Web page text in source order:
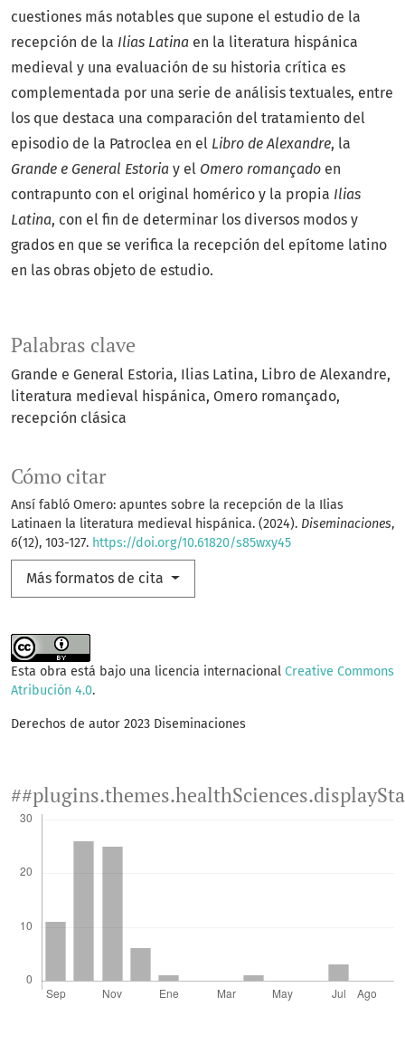
Palabras clave
Grande e General Estoria Ilias Latina Libro de Alexandre
literatura medieval hispánica Omero romançado
recepción clásica
Cómo citar
Ansí fabló Omero: apuntes sobre la recepción de la Ilias
Latinaen la literatura medieval hispánica. (2024). Diseminaciones,
6(12), 103-127. https://doi.org/10.61820/s85wxy45
Más formatos de cita
cuestiones más notables que supone el estudio de la
recepción de la Ilias Latina en la literatura hispánica
medieval y una evaluación de su historia crítica es
complementada por una serie de análisis textuales, entre
los que destaca una comparación del tratamiento del
episodio de la Patroclea en el Libro de Alexandre, la
Grande e General Estoria y el Omero romançado en
contrapunto con el original homérico y la propia Ilias
Latina, con el fin de determinar los diversos modos y
grados en que se verifica la recepción del epítome latino
en las obras objeto de estudio.
Esta obra está bajo una licencia internacional Creative Commons
Atribución 4.0.
Derechos de autor 2023 Diseminaciones